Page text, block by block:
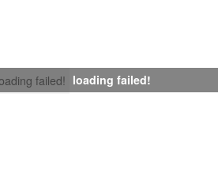
failed! loading failed!